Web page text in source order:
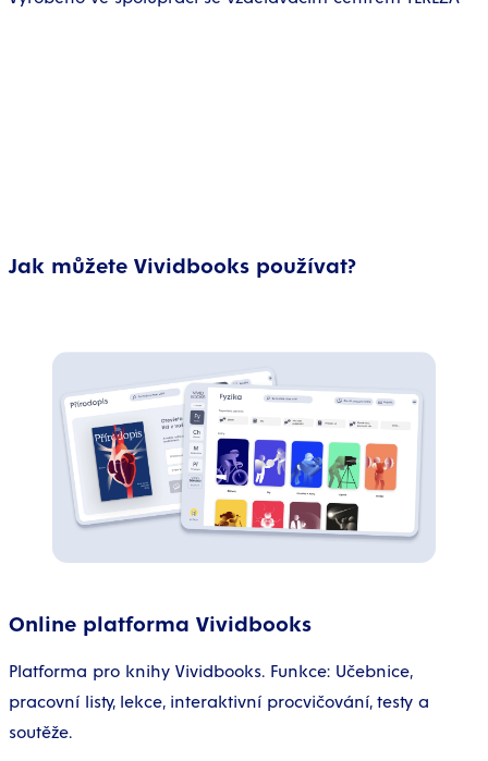
Jak můžete Vividbooks používat?
Online platforma Vividbooks
Platforma pro knihy Vividbooks. Funkce: Učebnice,
pracovní listy, lekce, interaktivní procvičování, testy a
soutěže.